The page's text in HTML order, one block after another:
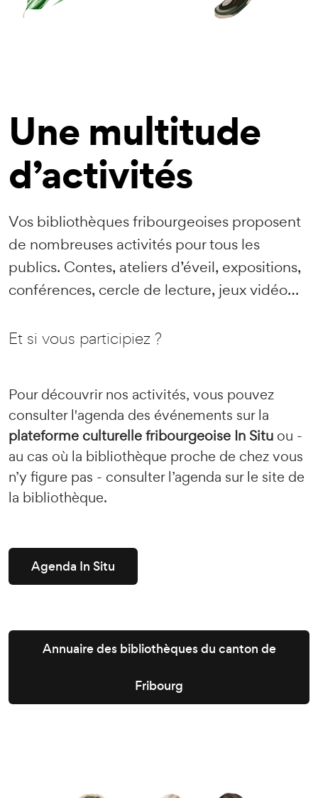
Une multitude
d’activités
Vos bibliothèques fribourgeoises proposent
de nombreuses activités pour tous les
publics. Contes, ateliers d’éveil, expositions,
conférences, cercle de lecture, jeux vidéo…
Et si vous participiez ?
Pour découvrir nos activités, vous pouvez
consulter l'agenda des événements sur la
plateforme culturelle fribourgeoise In Situ ou -
au cas où la bibliothèque proche de chez vous
n’y figure pas - consulter l’agenda sur le site de
la bibliothèque.
Agenda In Situ
Annuaire des bibliothèques du canton de
Fribourg